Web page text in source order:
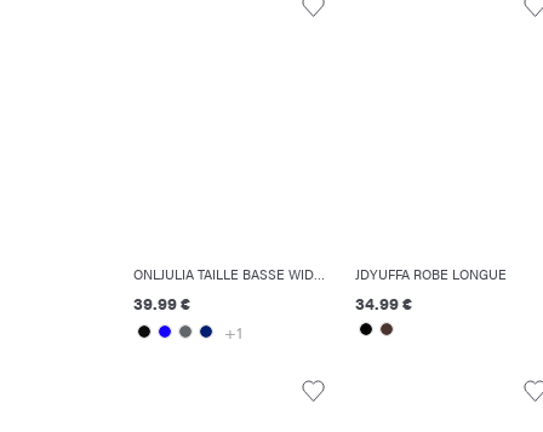
39.99 €
+1
JDYUFFA ROBE LONGUE
34.99 €